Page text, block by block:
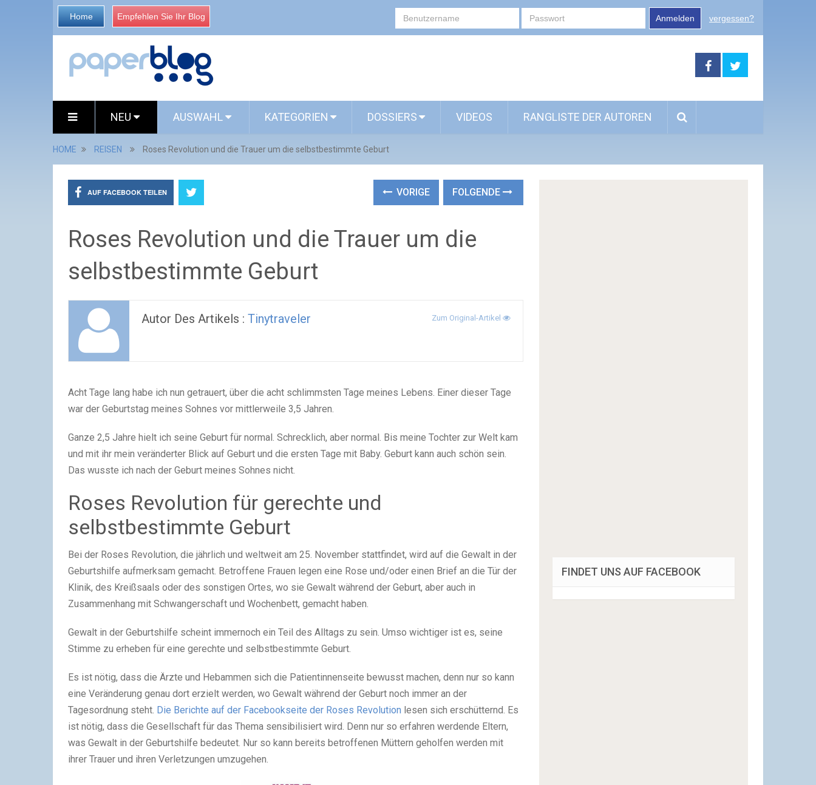
Home Empfehlen Sie Ihr Blog Anmelden vergessen?
NEU AUSWAHL KATEGORIEN DOSSIERS VIDEOS RANGLISTE DER AUTOREN
HOME REISEN Roses Revolution und die Trauer um die selbstbestimmte Geburt
AUF FACEBOOK TEILEN VORIGE FOLGENDE
Roses Revolution und die Trauer um die
selbstbestimmte Geburt
Autor Des Artikels : Tinytraveler Zum Original-Artikel
Acht Tage lang habe ich nun getrauert, über die acht schlimmsten Tage meines Lebens. Einer dieser Tage
war der Geburtstag meines Sohnes vor mittlerweile 3,5 Jahren.
Ganze 2,5 Jahre hielt ich seine Geburt für normal. Schrecklich, aber normal. Bis meine Tochter zur Welt kam
und mit ihr mein veränderter Blick auf Geburt und die ersten Tage mit Baby. Geburt kann auch schön sein.
Das wusste ich nach der Geburt meines Sohnes nicht.
Roses Revolution für gerechte und
selbstbestimmte Geburt
Bei der Roses Revolution, die jährlich und weltweit am 25. November stattfindet, wird auf die Gewalt in der
Geburtshilfe aufmerksam gemacht. Betroffene Frauen legen eine Rose und/oder einen Brief an die Tür der
Klinik, des Kreißsaals oder des sonstigen Ortes, wo sie Gewalt während der Geburt, aber auch in
Zusammenhang mit Schwangerschaft und Wochenbett, gemacht haben.
Gewalt in der Geburtshilfe scheint immernoch ein Teil des Alltags zu sein. Umso wichtiger ist es, seine
Stimme zu erheben für eine gerechte und selbstbestimmte Geburt.
Es ist nötig, dass die Ärzte und Hebammen sich die Patientinnenseite bewusst machen, denn nur so kann
eine Veränderung genau dort erzielt werden, wo Gewalt während der Geburt noch immer an der
Tagesordnung steht. Die Berichte auf der Facebookseite der Roses Revolution lesen sich erschütternd. Es
ist nötig, dass die Gesellschaft für das Thema sensibilisiert wird. Denn nur so erfahren werdende Eltern,
was Gewalt in der Geburtshilfe bedeutet. Nur so kann bereits betroffenen Müttern geholfen werden mit
ihrer Trauer und ihren Verletzungen umzugehen.
FINDET UNS AUF FACEBOOK